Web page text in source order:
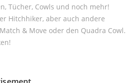
Tücher, Cowls und noch mehr!
Hitchhiker, aber auch andere
& Move oder den Quadra Cowl.